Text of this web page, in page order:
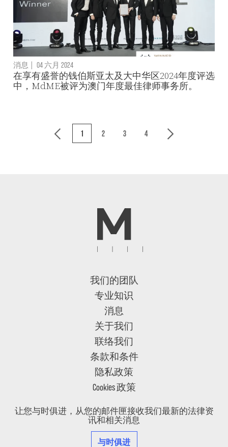
消息 | 04 六月 2024
在享有盛誉的钱伯斯亚太及大中华区2024年度评选
中，MdME被评为澳门年度最佳律师事务所。
1 2 3 4
我们的团队
专业知识
消息
关于我们
联络我们
条款和条件
隐私政策
Cookies 政策
让您与时俱进，从您的邮件匣接收我们最新的法律资
讯和相关消息
与时俱进